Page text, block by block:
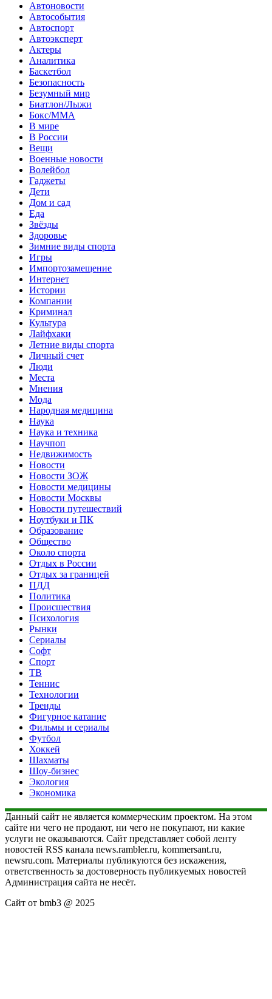
Автоновости
Автособытия
Автоспорт
Автоэксперт
Актеры
Аналитика
Баскетбол
Безопасность
Безумный мир
Биатлон/Лыжи
Бокс/MMA
В мире
В России
Вещи
Военные новости
Волейбол
Гаджеты
Дети
Дом и сад
Еда
Звёзды
Здоровье
Зимние виды спорта
Игры
Импортозамещение
Интернет
Истории
Компании
Криминал
Культура
Лайфхаки
Летние виды спорта
Личный счет
Люди
Места
Мнения
Мода
Народная медицина
Наука
Наука и техника
Научпоп
Недвижимость
Новости
Новости ЗОЖ
Новости медицины
Новости Москвы
Новости путешествий
Ноутбуки и ПК
Образование
Общество
Около спорта
Отдых в России
Отдых за границей
ПДД
Политика
Происшествия
Психология
Рынки
Сериалы
Софт
Спорт
ТВ
Теннис
Технологии
Тренды
Фигурное катание
Фильмы и сериалы
Футбол
Хоккей
Шахматы
Шоу-бизнес
Экология
Экономика
Данный сайт не является коммерческим проектом. На этом
сайте ни чего не продают, ни чего не покупают, ни какие
услуги не оказываются. Сайт представляет собой ленту
новостей RSS канала news.rambler.ru, kommersant.ru,
newsru.com. Материалы публикуются без искажения,
ответственность за достоверность публикуемых новостей
Администрация сайта не несёт.
Сайт от bmb3 @ 2025